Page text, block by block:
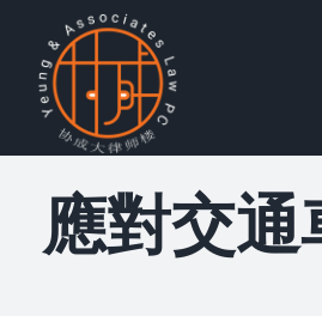
content
首頁
應對交通